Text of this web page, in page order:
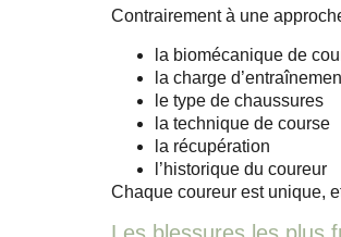
Contrairement à une
la biomécanique de
la charge
le type de chaussures
la technique de course
la récupération
l’historique du coureur
Chaque coureur est unique,